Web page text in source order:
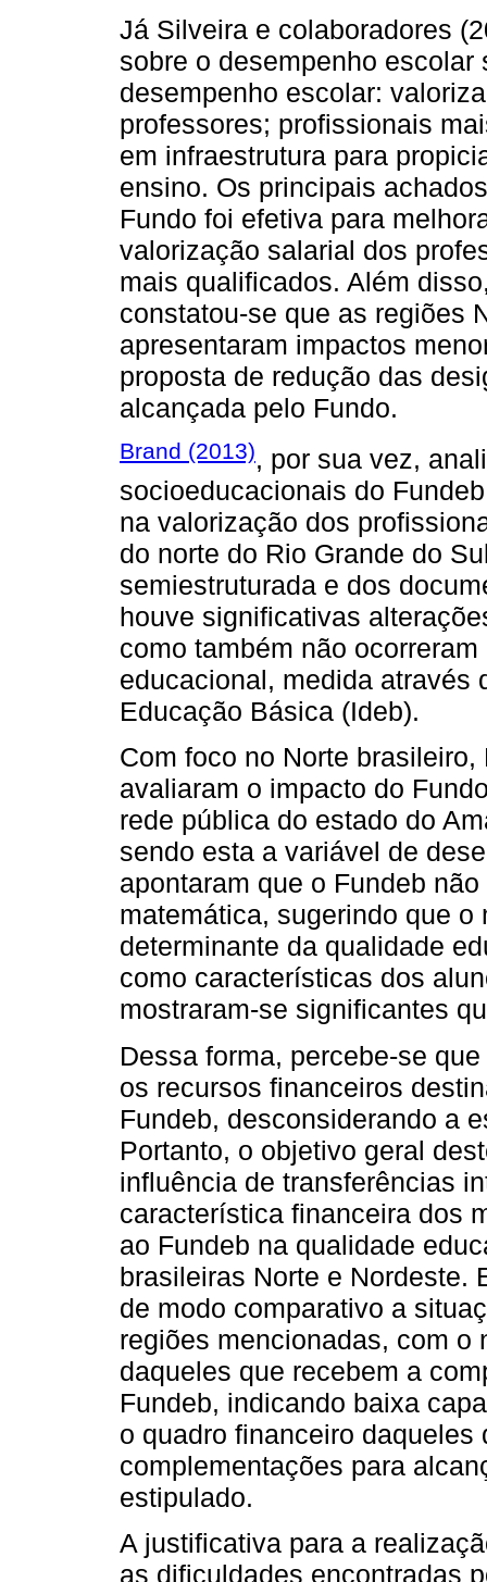
Já Silveira e colaboradores
sobre o desempenho
desempenho escolar:
professores; profissionais
em infraestrutura para
ensino. Os principais
Fundo foi efetiva para
valorização salarial dos
mais qualificados. Além
constatou-se que as regiões
apresentaram impactos
proposta de redução das
alcançada pelo Fundo.
Brand (2013), por sua vez,
socioeducacionais do
na valorização dos
do norte do Rio Grande do
semiestruturada e dos
houve significativas
como também não
educacional, medida através
Educação Básica (Ideb).
Com foco no Norte
avaliaram o impacto do
rede pública do estado do
sendo esta a variável de
apontaram que o Fundeb
matemática, sugerindo que
determinante da qualidade
como características dos
mostraram-se significantes
Dessa forma, percebe-se
os recursos financeiros
Fundeb, desconsiderando a
Portanto, o objetivo geral
influência de transferências
característica financeira dos
ao Fundeb na qualidade
brasileiras Norte e Nordeste.
de modo comparativo a
regiões mencionadas, com o
daqueles que recebem a
Fundeb, indicando baixa
o quadro financeiro
complementações para
estipulado.
A justificativa para a
as dificuldades encontradas